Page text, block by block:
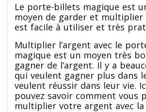
Le porte-billets magique est
moyen de garder et multiplier
est facile à utiliser et très
Multiplier l’argent avec le
magique est un moyen très
gagner de l’argent. Il y a
qui veulent gagner plus dans
veulent réussir dans leur vie.
pouvez savoir comment vous
multiplier votre argent avec la